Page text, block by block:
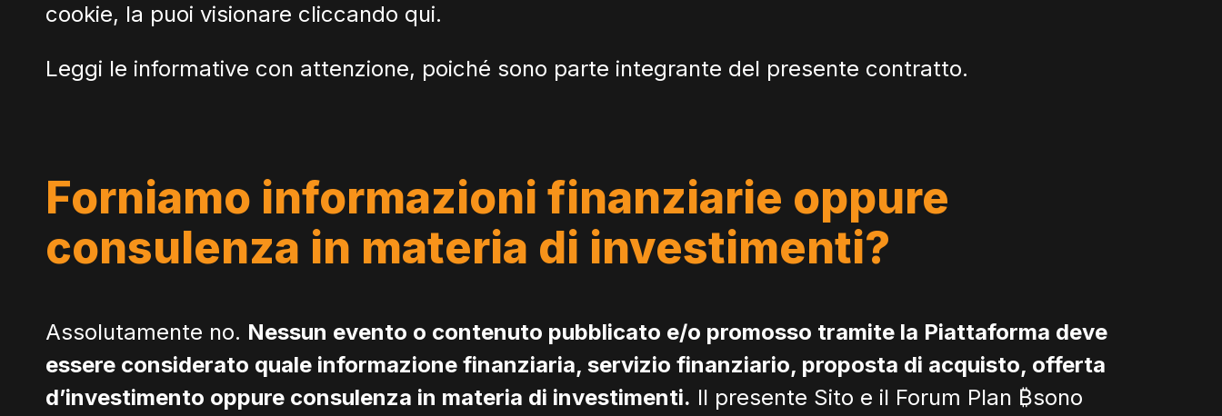
cookie, la puoi visionare cliccando qui.
Leggi le informative con attenzione, poiché sono parte integrante del presente contratto.
Forniamo informazioni finanziarie oppure
consulenza in materia di investimenti?
Assolutamente no. Nessun evento o contenuto pubblicato e/o promosso tramite la Piattaforma deve
essere considerato quale informazione finanziaria, servizio finanziario, proposta di acquisto, offerta
d’investimento oppure consulenza in materia di investimenti. Il presente Sito e il Forum Plan ₿sono